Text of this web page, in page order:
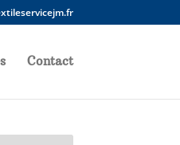
Contact